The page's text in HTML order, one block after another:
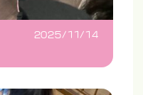
2025/11/14